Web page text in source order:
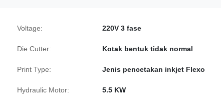
Voltage: 220V 3 fase
Die Cutter: Kotak bentuk tidak normal
Print Type: Jenis pencetakan inkjet Flexo
Hydraulic Motor: 5.5 KW